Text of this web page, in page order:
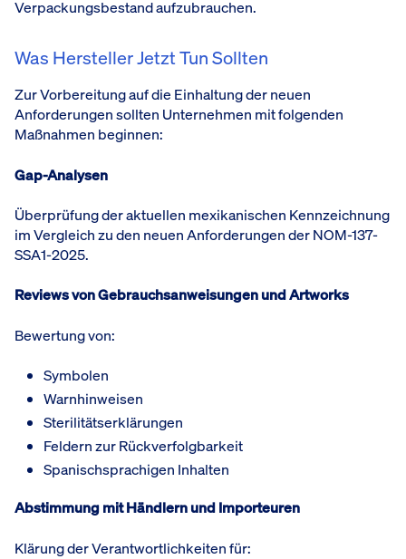
Verpackungsbestand aufzubrauchen.
Was Hersteller Jetzt Tun Sollten
Zur Vorbereitung auf die Einhaltung der neuen
Anforderungen sollten Unternehmen mit folgenden
Maßnahmen beginnen:
Gap-Analysen
Überprüfung der aktuellen mexikanischen Kennzeichnung
im Vergleich zu den neuen Anforderungen der NOM-137-
SSA1-2025.
Reviews von Gebrauchsanweisungen und Artworks
Bewertung von:
Symbolen
Warnhinweisen
Sterilitätserklärungen
Feldern zur Rückverfolgbarkeit
Spanischsprachigen Inhalten
Abstimmung mit Händlern und Importeuren
Klärung der Verantwortlichkeiten für: